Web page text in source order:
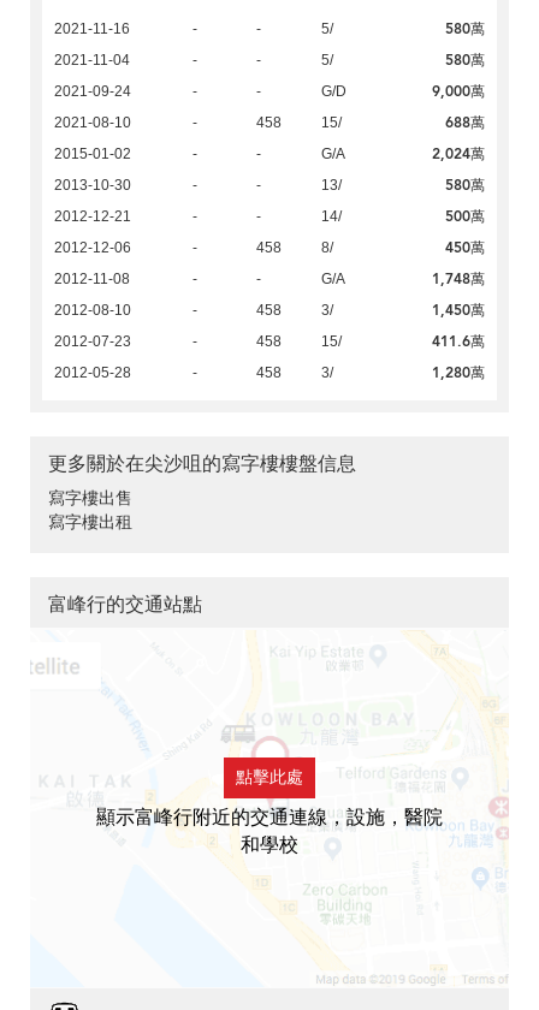
2021-11-16 - - 5/ 580萬
2021-11-04 - - 5/ 580萬
2021-09-24 - - G/D 9,000萬
2021-08-10 - 458 15/ 688萬
2015-01-02 - - G/A 2,024萬
2013-10-30 - - 13/ 580萬
2012-12-21 - - 14/ 500萬
2012-12-06 - 458 8/ 450萬
2012-11-08 - - G/A 1,748萬
2012-08-10 - 458 3/ 1,450萬
2012-07-23 - 458 15/ 411.6萬
2012-05-28 - 458 3/ 1,280萬
更多關於在尖沙咀的寫字樓樓盤信息
寫字樓出售
寫字樓出租
富峰行的交通站點
點擊此處
顯示富峰行附近的交通連線，設施，醫院
和學校